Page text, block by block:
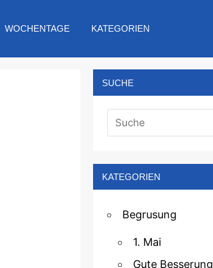
WOCHENTAGE KATEGORIEN
SUCHE
KATEGORIEN
Begrusung
1. Mai
Gute Besserung